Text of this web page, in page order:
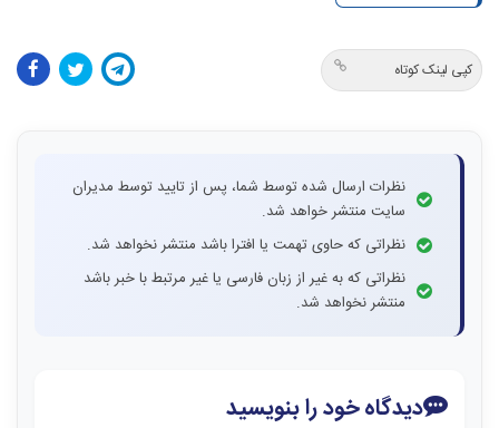
کپی لینک کوتاه
نظرات ارسال شده توسط شما، پس از تایید توسط مدیران
سایت منتشر خواهد شد.
نظراتی که حاوی تهمت یا افترا باشد منتشر نخواهد شد.
نظراتی که به غیر از زبان فارسی یا غیر مرتبط با خبر باشد
منتشر نخواهد شد.
دیدگاه خود را بنویسید